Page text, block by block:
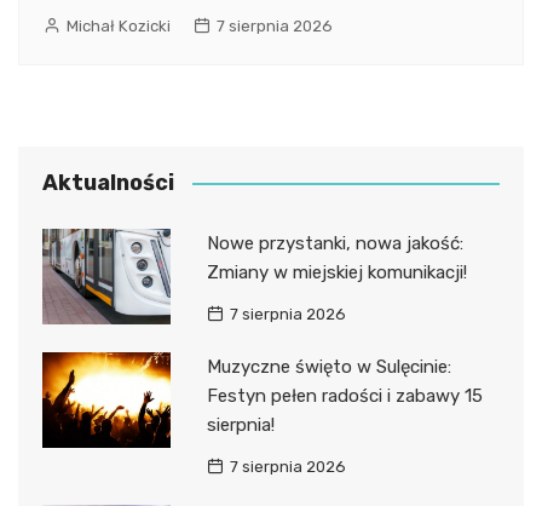
Michał Kozicki 7 sierpnia 2026
Aktualności
Nowe przystanki, nowa jakość:
Zmiany w miejskiej komunikacji!
7 sierpnia 2026
Muzyczne święto w Sulęcinie:
Festyn pełen radości i zabawy 15
sierpnia!
7 sierpnia 2026